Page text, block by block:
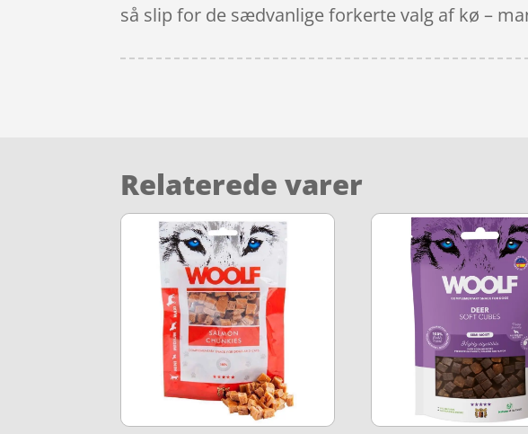
så slip for de sædvanlige forkerte valg af kø –
Relaterede varer